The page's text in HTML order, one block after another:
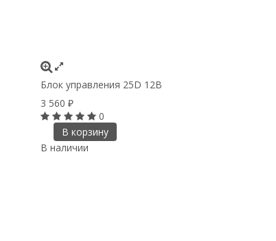
Блок управления 25D 12В
3 560 ₽
0
В корзину
В наличии